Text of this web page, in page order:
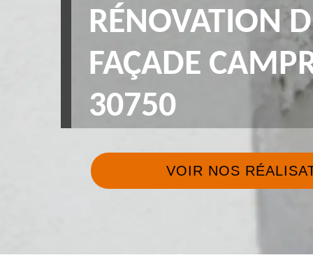
RÉNOVATION
FAÇADE
30750
VOIR NOS